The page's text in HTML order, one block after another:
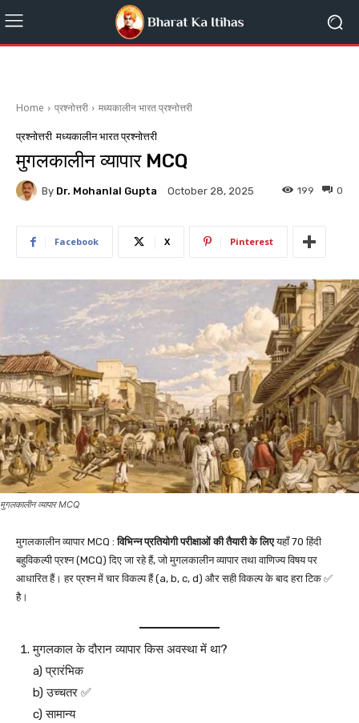
Home प्रश्नोत्तरी मध्यकालीन भारत प्रश्नोत्तरी
प्रश्नोत्तरी मध्यकालीन भारत प्रश्नोत्तरी
मुगलकालीन व्यापार MCQ
By Dr. Mohanlal Gupta October 28, 2025 0
199
Facebook X Pinterest
मुगलकालीन व्यापार MCQ
मुगलकालीन व्यापार MCQ :विभिन्न प्रतियोगी परीक्षाओं की तैयारी के लिएयहाँ 70 हिंदी
बहुविकल्पी प्रश्न (MCQ) दिए जा रहे हैं, जो मुगलकालीन व्यापार तथा वाणिज्य विषय पर
आधारित हैं। हर प्रश्न में चार विकल्प हैं (a, b, c, d) और सही विकल्प के बाद हरा टिक ✅
है।
मुगलकाल के दौरान व्यापार किस अवस्था में था?
a) प्रारंभिक
b) उच्चतर ✅
c) सामान्य